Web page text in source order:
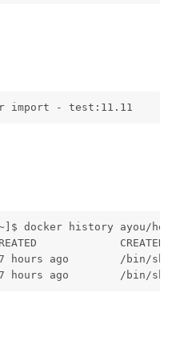
import - test:11.11
~]$ docker history ayou/
hours ago        /bin/
hours ago        /bin/sh -c